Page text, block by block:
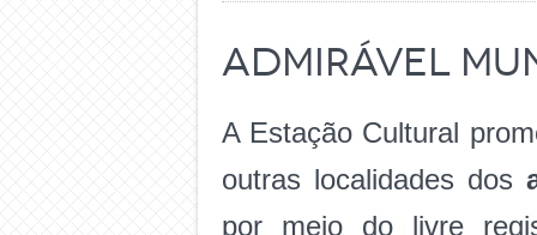
ADMIRÁVEL
A Estação Cultural
outras localidades dos
por meio do livre